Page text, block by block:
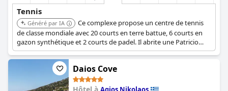
Tennis
Généré par IA
Ce complexe propose un centre de tennis
de classe mondiale avec 20 courts en terre battue, 6 courts en
gazon synthétique et 2 courts de padel. Il abrite une Patricio
Tennis Academy et est équipé pour les événements nationaux
et internationaux.
Daios Cove